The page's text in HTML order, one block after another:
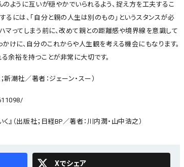
のように互いが穏やかでいられるよう、捉え方を工夫するこ
るには、「自分と親の人生は別のもの」というスタンスが必
マってしまう前に、改めて親との距離感や境界線を意識して
かけに、自分のこれからや人生観を考える機会にもなります。
余裕を持つことが非常に大切です。
潮社／著者：ジェーン・スー）
（出版社；日経BP／著者：川内潤・山中浩之）